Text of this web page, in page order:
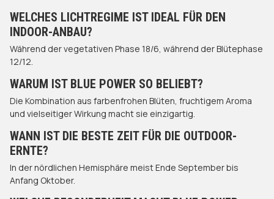
WELCHES LICHTREGIME IST IDEAL FÜR DEN
INDOOR-ANBAU?
Während der vegetativen Phase 18/6, während der Blütephase
12/12.
WARUM IST BLUE POWER SO BELIEBT?
Die Kombination aus farbenfrohen Blüten, fruchtigem Aroma
und vielseitiger Wirkung macht sie einzigartig.
WANN IST DIE BESTE ZEIT FÜR DIE OUTDOOR-
ERNTE?
In der nördlichen Hemisphäre meist Ende September bis
Anfang Oktober.